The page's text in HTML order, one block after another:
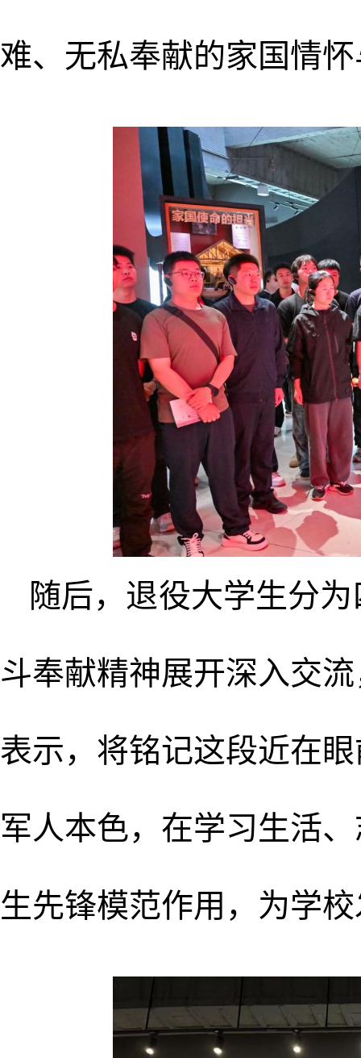
难、无私奉献的家国情
随后，退役大学生分
斗奉献精神展开深入交
表示，将铭记这段近在
军人本色，在学习生活
生先锋模范作用，为学